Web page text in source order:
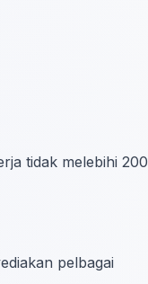
tidak melebihi 200
pelbagai